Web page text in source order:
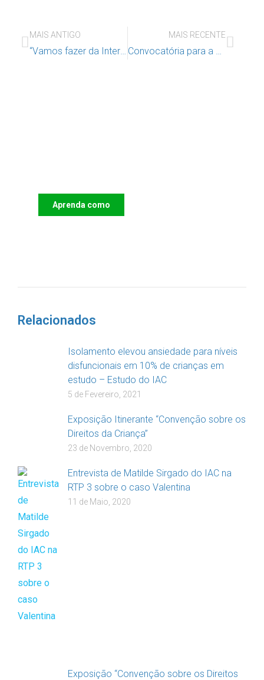
MAIS ANTIGO MAIS RECENTE
Aprenda como
Relacionados
Isolamento elevou ansiedade para níveis
disfuncionais em 10% de crianças em
estudo – Estudo do IAC
5 de Fevereiro, 2021
Exposição Itinerante “Convenção sobre os
Direitos da Criança”
23 de Novembro, 2020
Entrevista de Matilde Sirgado do IAC na
RTP 3 sobre o caso Valentina
11 de Maio, 2020
Exposição “Convenção sobre os Direitos